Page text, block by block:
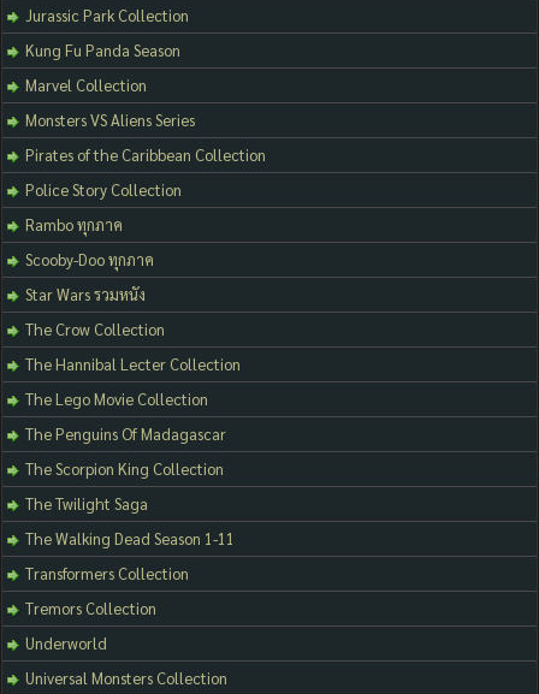
Jurassic Park Collection
Kung Fu Panda Season
Marvel Collection
Monsters VS Aliens Series
Pirates of the Caribbean Collection
Police Story Collection
Rambo ทุกภาค
Scooby-Doo ทุกภาค
Star Wars รวมหนัง
The Crow Collection
The Hannibal Lecter Collection
The Lego Movie Collection
The Penguins Of Madagascar
The Scorpion King Collection
The Twilight Saga
The Walking Dead Season 1-11
Transformers Collection
Tremors Collection
Underworld
Universal Monsters Collection